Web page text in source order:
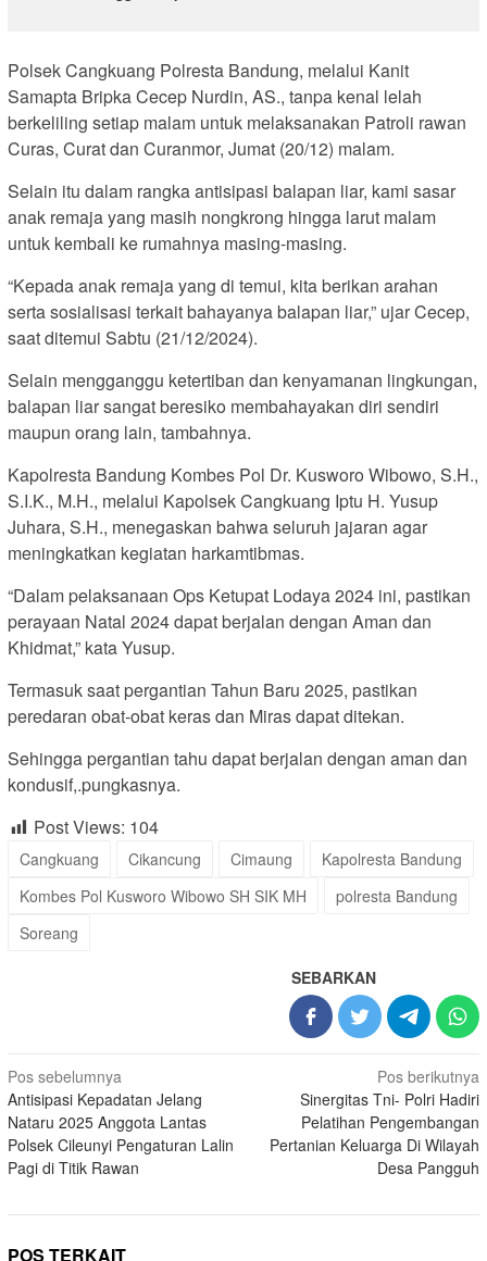
Polsek Cangkuang Polresta Bandung, melalui Kanit
Samapta Bripka Cecep Nurdin, AS., tanpa kenal lelah
berkeliling setiap malam untuk melaksanakan Patroli rawan
Curas, Curat dan Curanmor, Jumat (20/12) malam.
Selain itu dalam rangka antisipasi balapan liar, kami sasar
anak remaja yang masih nongkrong hingga larut malam
untuk kembali ke rumahnya masing-masing.
“Kepada anak remaja yang di temui, kita berikan arahan
serta sosialisasi terkait bahayanya balapan liar,” ujar Cecep,
saat ditemui Sabtu (21/12/2024).
Selain mengganggu ketertiban dan kenyamanan lingkungan,
balapan liar sangat beresiko membahayakan diri sendiri
maupun orang lain, tambahnya.
Kapolresta Bandung Kombes Pol Dr. Kusworo Wibowo, S.H.,
S.I.K., M.H., melalui Kapolsek Cangkuang Iptu H. Yusup
Juhara, S.H., menegaskan bahwa seluruh jajaran agar
meningkatkan kegiatan harkamtibmas.
“Dalam pelaksanaan Ops Ketupat Lodaya 2024 ini, pastikan
perayaan Natal 2024 dapat berjalan dengan Aman dan
Khidmat,” kata Yusup.
Termasuk saat pergantian Tahun Baru 2025, pastikan
peredaran obat-obat keras dan Miras dapat ditekan.
Sehingga pergantian tahu dapat berjalan dengan aman dan
kondusif,.pungkasnya.
Post Views: 104
Cangkuang Cikancung Cimaung
Kapolresta Bandung
Kombes Pol Kusworo Wibowo SH SIK MH
polresta Bandung
Soreang
SEBARKAN
Navigasi
pos
Pos sebelumnya
Antisipasi Kepadatan Jelang
Nataru 2025 Anggota Lantas
Polsek Cileunyi Pengaturan Lalin
Pagi di Titik Rawan
Pos berikutnya
Sinergitas Tni- Polri Hadiri
Pelatihan Pengembangan
Pertanian Keluarga Di Wilayah
Desa Pangguh
POS TERKAIT